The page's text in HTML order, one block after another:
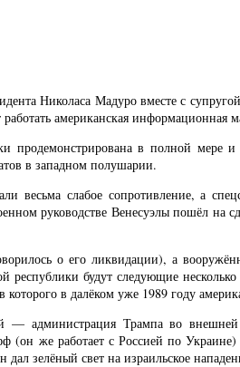
Николаса Мадуро вместе с
американская
в полной мере и в
в западном полушарии.
слабое сопротивление, а
руководстве Венесуэлы пошёл
о его ликвидации), а
будут следующие
в далёком уже 1989 году
Трампа во внешней
же работает с Россией по Украине)
зелёный свет на израильское